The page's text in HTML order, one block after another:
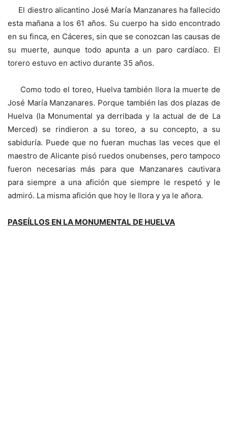
El diestro alicantino José María Manzanares ha fallecido
esta mañana a los 61 años. Su cuerpo ha sido encontrado
en su finca, en Cáceres, sin que se conozcan las causas de
su muerte, aunque todo apunta a un paro cardíaco. El
torero estuvo en activo durante 35 años.
Como todo el toreo, Huelva también llora la muerte de
José María Manzanares. Porque también las dos plazas de
Huelva (la Monumental ya derribada y la actual de de La
Merced) se rindieron a su toreo, a su concepto, a su
sabiduría. Puede que no fueran muchas las veces que el
maestro de Alicante pisó ruedos onubenses, pero tampoco
fueron necesarias más para que Manzanares cautivara
para siempre a una afición que siempre le respetó y le
admiró. La misma afición que hoy le llora y ya le añora.
PASEÍLLOS EN LA MONUMENTAL DE HUELVA